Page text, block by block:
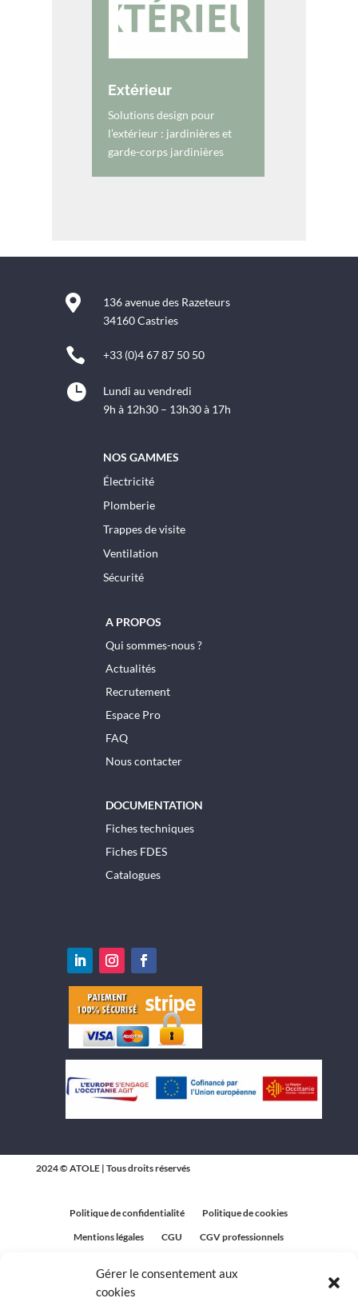
Gérer le consentement aux
cookies
Extérieur
Solutions design pour
l’extérieur : jardinières et
garde-corps jardinières

136 avenue des Razeteurs
34160 Castries
 +33 (0)4 67 87 50 50

Lundi au vendredi
9h à 12h30 – 13h30 à 17h
NOS GAMMES
Électricité
Plomberie
Trappes de visite
Ventilation
Sécurité
A PROPOS
Qui sommes-nous ?
Actualités
Recrutement
Espace Pro
FAQ
Nous contacter
DOCUMENTATION
Fiches techniques
Fiches FDES
Catalogues
2024 © ATOLE | Tous droits réservés
Politique de confidentialité
Politique de cookies
Mentions légales
CGU
CGV professionnels
Politique relative aux avis clients